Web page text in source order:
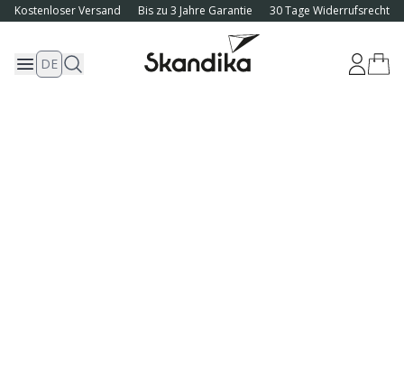
Kostenloser Versand Bis zu 3 Jahre Garantie 30 Tage Widerrufsrecht
DE